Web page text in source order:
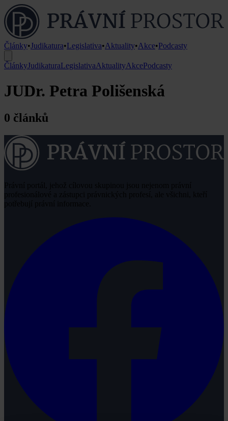
Články•Judikatura•Legislativa•Aktuality•Akce•Podcasty
ČlánkyJudikaturaLegislativaAktualityAkcePodcasty
JUDr. Petra Polišenská
0 článků